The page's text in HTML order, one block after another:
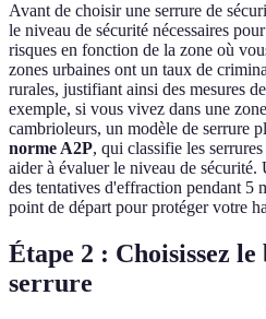
Avant de choisir une serrure de
le niveau de sécurité nécessaires
risques en fonction de la zone où
zones urbaines ont un taux de
rurales, justifiant ainsi des mesures
exemple, si vous vivez dans une
cambrioleurs, un modèle de serrure
norme A2P, qui classifie les
aider à évaluer le niveau de
des tentatives d'effraction pendant 5
point de départ pour protéger votre
Étape 2 : Choisissez le
serrure